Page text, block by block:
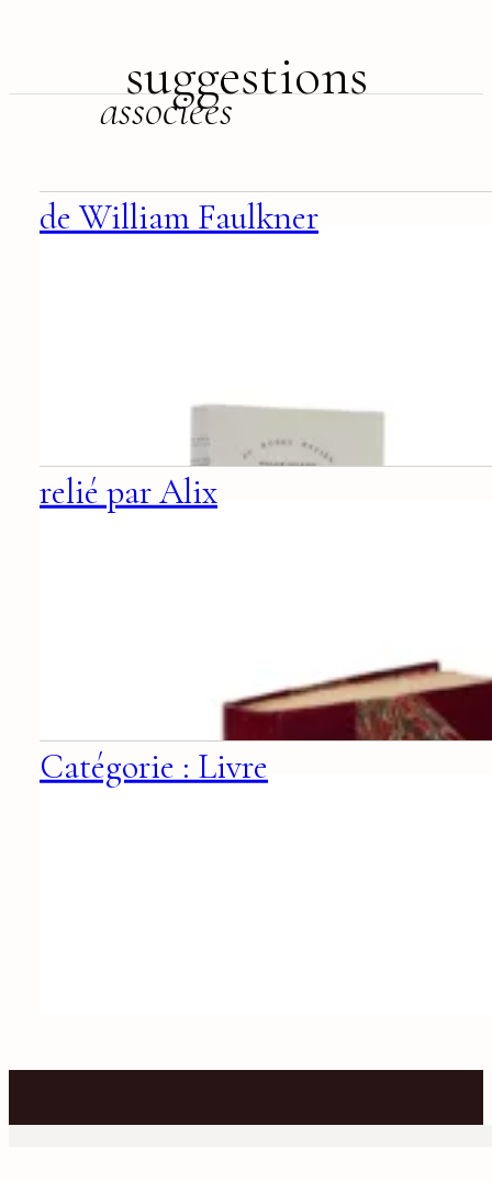
suggestions
associées
de William Faulkner
relié par Alix
Catégorie : Livre